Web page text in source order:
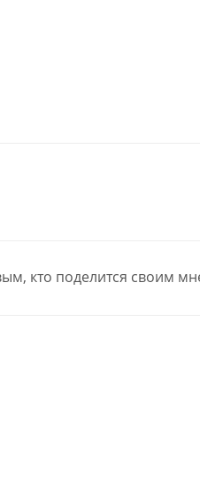
кто поделится своим